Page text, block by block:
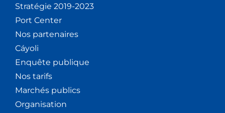
Stratégie 2019-2023
Port Center
Nos partenaires
Cáyoli
Enquête publique
Nos tarifs
Marchés publics
Organisation